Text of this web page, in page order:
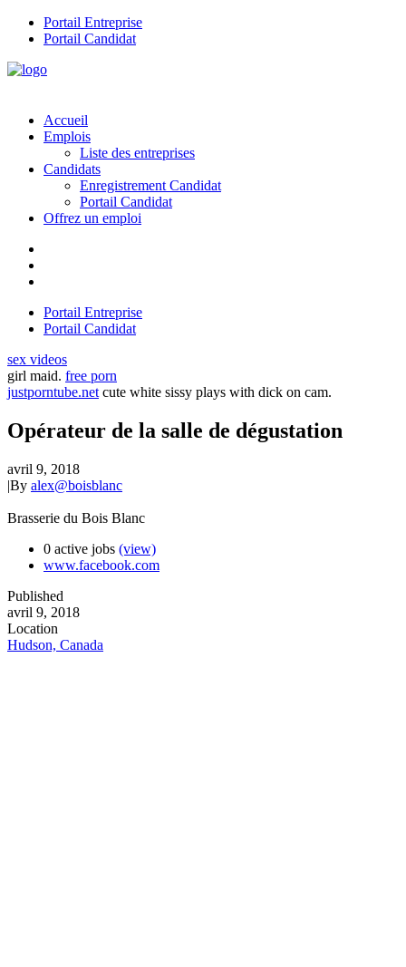
Portail Entreprise
Portail Candidat
Accueil
Emplois
Liste des entreprises
Candidats
Enregistrement Candidat
Portail Candidat
Offrez un emploi
Portail Entreprise
Portail Candidat
sex videos
girl maid. free porn
justporntube.net cute white sissy plays with dick on cam.
Opérateur de la salle de dégustation
avril 9, 2018
|By alex@boisblanc
Brasserie du Bois Blanc
0 active jobs (view)
www.facebook.com
Published
avril 9, 2018
Location
Hudson, Canada